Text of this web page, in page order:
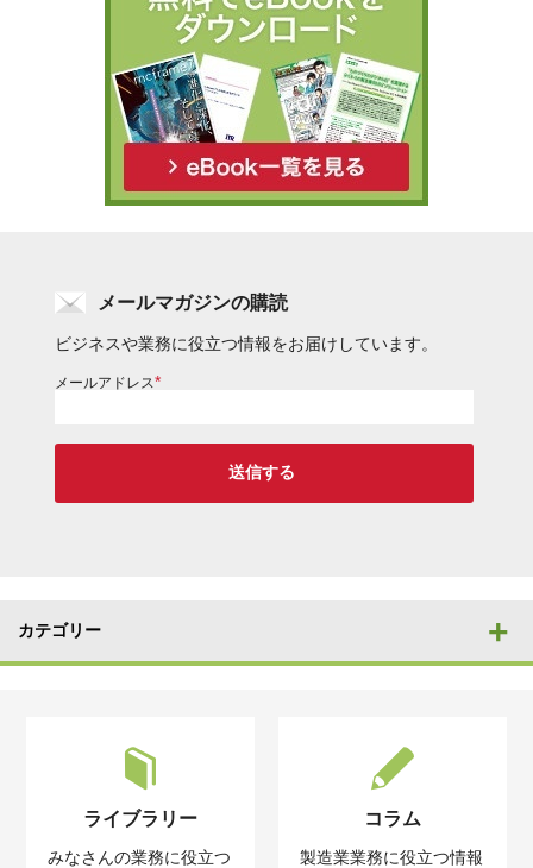
メールマガジンの購読
ビジネスや業務に役立つ情報をお届けしています。
メールアドレス*
カテゴリー
ライブラリー
みなさんの業務に役立つ
コラム
製造業業務に役立つ情報